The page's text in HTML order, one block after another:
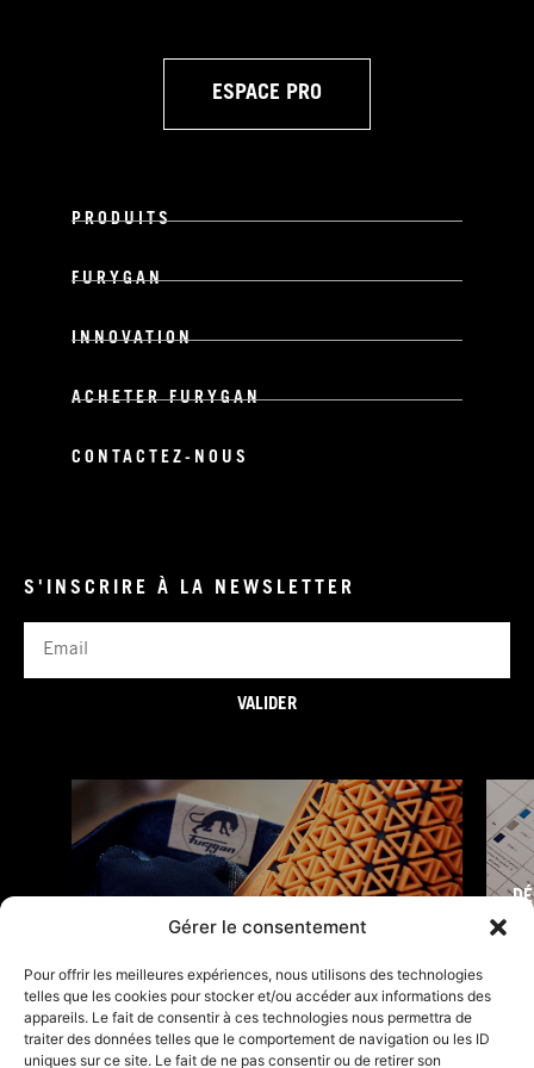
Gérer le consentement
Pour offrir les meilleures expériences, nous utilisons des technologies
telles que les cookies pour stocker et/ou accéder aux informations des
appareils. Le fait de consentir à ces technologies nous permettra de
traiter des données telles que le comportement de navigation ou les ID
uniques sur ce site. Le fait de ne pas consentir ou de retirer son
ESPACE PRO
PRODUITS
FURYGAN
INNOVATION
ACHETER FURYGAN
CONTACTEZ-NOUS
S'INSCRIRE À LA NEWSLETTER
VALIDER